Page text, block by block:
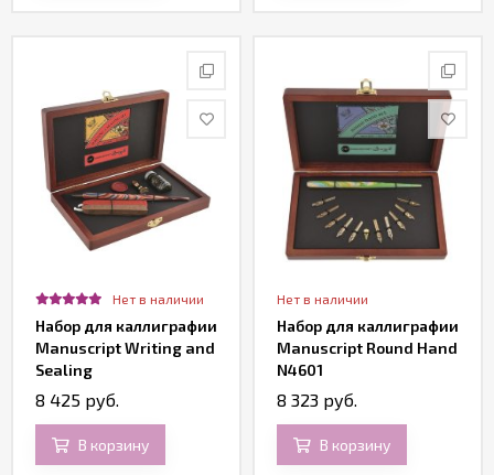
Нет в наличии
Набор для каллиграфии
Manuscript Writing and
Sealing
8 425 руб.
В корзину
Нет в наличии
Набор для каллиграфии
Manuscript Round Hand
N4601
8 323 руб.
В корзину